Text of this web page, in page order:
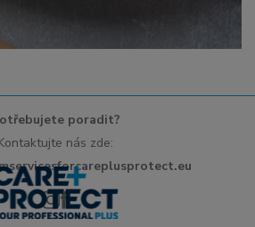
poradit?
nás zde: